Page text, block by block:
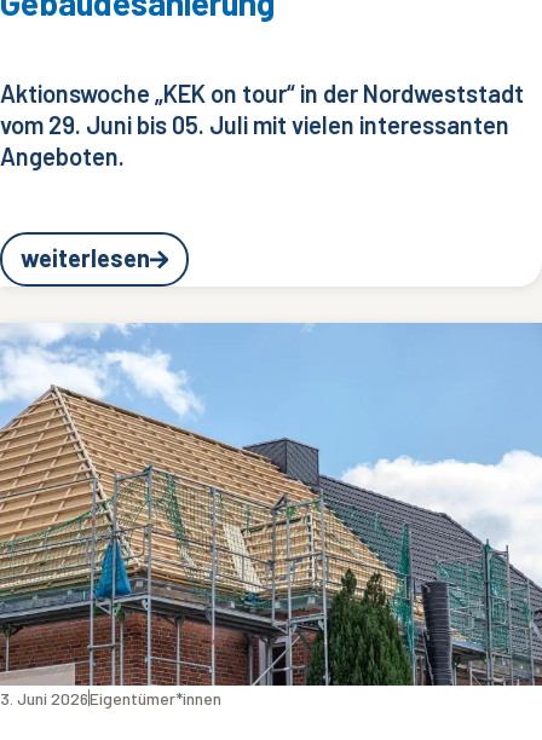
Aktionswoche „KEK on tour“ in der Nordweststadt
vom 29. Juni bis 05. Juli mit vielen interessanten
Angeboten.
weiterlesen
3. Juni 2026Eigentümer*innen